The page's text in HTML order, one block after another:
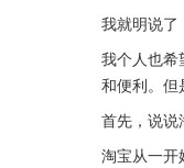
我就明说了
我个人也希
和便利。但
首先，说说
淘宝从一开